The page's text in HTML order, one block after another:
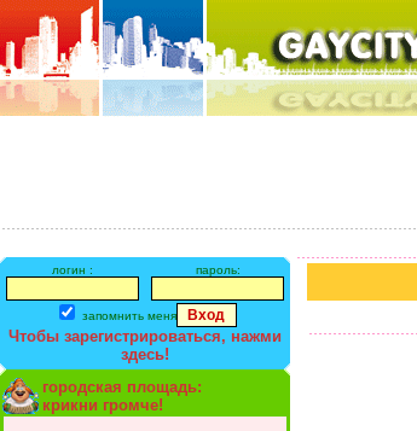
логин : пароль:
запомнить меня
Чтобы зарегистрироваться, нажми
здесь!
городская площадь:
крикни громче!